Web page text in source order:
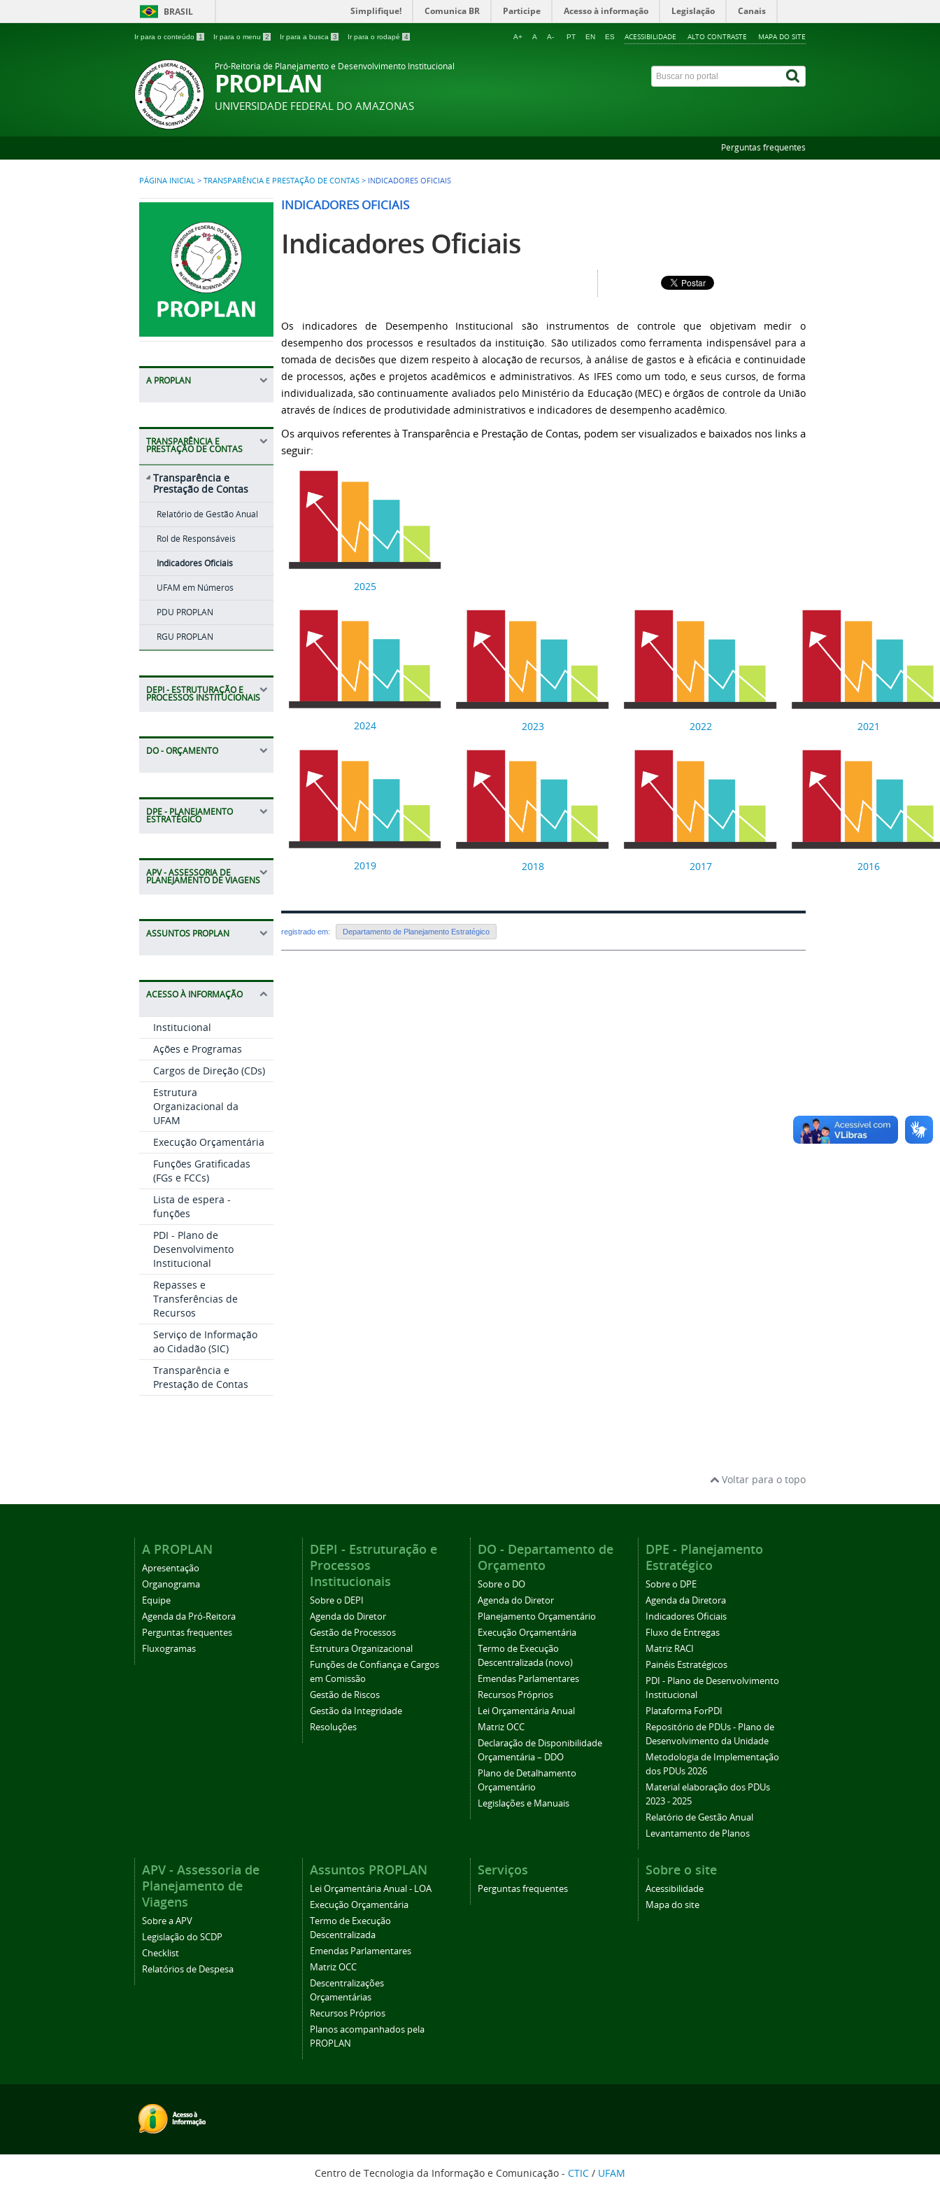
BRASIL Simplifique! Comunica BR Participe Acesso à informação Legislação Canais
Ir para o conteúdo 1 Ir para o menu 2 Ir para a busca 3 Ir para o rodapé 4 ACESSIBILIDADE ALTO CONTRASTE MAPA DO SITE
A+ A A- PT EN ES
Pró-Reitoria de Planejamento e Desenvolvimento Institucional
PROPLAN
UNIVERSIDADE FEDERAL DO AMAZONAS
Perguntas frequentes
PÁGINA INICIAL > TRANSPARÊNCIA E PRESTAÇÃO DE CONTAS > INDICADORES OFICIAIS
A PROPLAN
TRANSPARÊNCIA E
PRESTAÇÃO DE CONTAS
Transparência e
Prestação de Contas
Relatório de Gestão Anual
Rol de Responsáveis
Indicadores Oficiais
UFAM em Números
PDU PROPLAN
RGU PROPLAN
DEPI - ESTRUTURAÇÃO E
PROCESSOS INSTITUCIONAIS
DO - ORÇAMENTO
DPE - PLANEJAMENTO
ESTRATÉGICO
APV - ASSESSORIA DE
PLANEJAMENTO DE VIAGENS
ASSUNTOS PROPLAN
ACESSO À INFORMAÇÃO
Institucional
Ações e Programas
Cargos de Direção (CDs)
Estrutura
Organizacional da
UFAM
Execução Orçamentária
Funções Gratificadas
(FGs e FCCs)
Lista de espera -
funções
PDI - Plano de
Desenvolvimento
Institucional
Repasses e
Transferências de
Recursos
Serviço de Informação
ao Cidadão (SIC)
Transparência e
Prestação de Contas
INDICADORES OFICIAIS
Indicadores Oficiais
Os indicadores de Desempenho Institucional são instrumentos de controle que objetivam medir o
desempenho dos processos e resultados da instituição. São utilizados como ferramenta indispensável para a
tomada de decisões que dizem respeito à alocação de recursos, à análise de gastos e à eficácia e continuidade
de processos, ações e projetos acadêmicos e administrativos. As IFES como um todo, e seus cursos, de forma
individualizada, são continuamente avaliados pelo Ministério da Educação (MEC) e órgãos de controle da União
através de índices de produtividade administrativos e indicadores de desempenho acadêmico.
Os arquivos referentes à Transparência e Prestação de Contas, podem ser visualizados e baixados nos links a
seguir:
2025
2024 2023 2022 2021
2019 2018 2017 2016
registrado em: Departamento de Planejamento Estratégico
Voltar para o topo
A PROPLAN
Apresentação
Organograma
Equipe
Agenda da Pró-Reitora
Perguntas frequentes
Fluxogramas
DEPI - Estruturação e
Processos
Institucionais
Sobre o DEPI
Agenda do Diretor
Gestão de Processos
Estrutura Organizacional
Funções de Confiança e Cargos
em Comissão
Gestão de Riscos
Gestão da Integridade
Resoluções
DO - Departamento de
Orçamento
Sobre o DO
Agenda do Diretor
Planejamento Orçamentário
Execução Orçamentária
Termo de Execução
Descentralizada (novo)
Emendas Parlamentares
Recursos Próprios
Lei Orçamentária Anual
Matriz OCC
Declaração de Disponibilidade
Orçamentária – DDO
Plano de Detalhamento
Orçamentário
Legislações e Manuais
DPE - Planejamento
Estratégico
Sobre o DPE
Agenda da Diretora
Indicadores Oficiais
Fluxo de Entregas
Matriz RACI
Painéis Estratégicos
PDI - Plano de Desenvolvimento
Institucional
Plataforma ForPDI
Repositório de PDUs - Plano de
Desenvolvimento da Unidade
Metodologia de Implementação
dos PDUs 2026
Material elaboração dos PDUs
2023 - 2025
Relatório de Gestão Anual
Levantamento de Planos
APV - Assessoria de
Planejamento de
Viagens
Sobre a APV
Legislação do SCDP
Checklist
Relatórios de Despesa
Assuntos PROPLAN
Lei Orçamentária Anual - LOA
Execução Orçamentária
Termo de Execução
Descentralizada
Emendas Parlamentares
Matriz OCC
Descentralizações
Orçamentárias
Recursos Próprios
Planos acompanhados pela
PROPLAN
Serviços
Perguntas frequentes
Sobre o site
Acessibilidade
Mapa do site
Centro de Tecnologia da Informação e Comunicação - CTIC / UFAM